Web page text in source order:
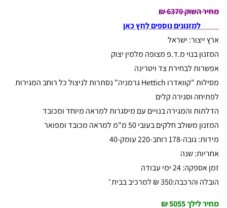
מחיר השוק 6370 ₪
למזנונים נוספים לחץ כאן
ארץ ייצור: ישראל
המזנון בנוי מ.ד.פ מצופה מלמין יצוק
אפשרות לבחירת צד ויטרינה
מסילות "קוואדרו Hettich גרמניה" נסתרות לניצול כל רוחב המגירות
לפתיחה וסגירה קלים
הדלתות והמגירה בנויים עם מיסגרות למראה מיוחד ומכובד
המזנון משולב חלקים בעובי 50 מ"מ למראה מכובד ומפואר
מידות: גובה-178 רוחב-220 עומק-40
אחריות: שנה
זמן אספקה: 24 ימי עבודה
הובלה והרכבה:350 ₪ למרכיב בבית
*
מחיר לילך 5055 ₪